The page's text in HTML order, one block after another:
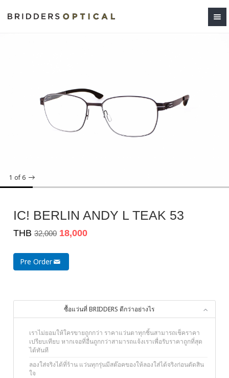
1 of 6
IC! BERLIN ANDY L TEAK 53
THB 32,000 18,000
Pre Order
ซื้อแว่นที่ BRIDDERS ดีกว่าอย่างไร
เราไม่ยอมให้ใครขายถูกกว่า ราคาแว่นตาทุกชิ้นสามารถเช็คราคา
เปรียบเทียบ หากเจอที่อื่นถูกกว่าสามารถแจ้งเราเพื่อรับราคาถูกที่สุด
ได้ทันที
ลองใส่จริงได้ที่ร้าน แว่นทุกรุ่นมีสต๊อคของให้ลองใส่ได้จริงก่อนตัดสิน
ใจ